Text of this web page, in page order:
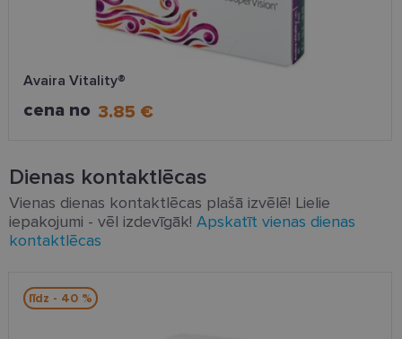
Avaira Vitality®
cena no 3.85 €
Dienas kontaktlēcas
Vienas dienas kontaktlēcas plašā izvēlē! Lielie
iepakojumi - vēl izdevīgāk! Apskatīt vienas dienas
kontaktlēcas
līdz - 40 %